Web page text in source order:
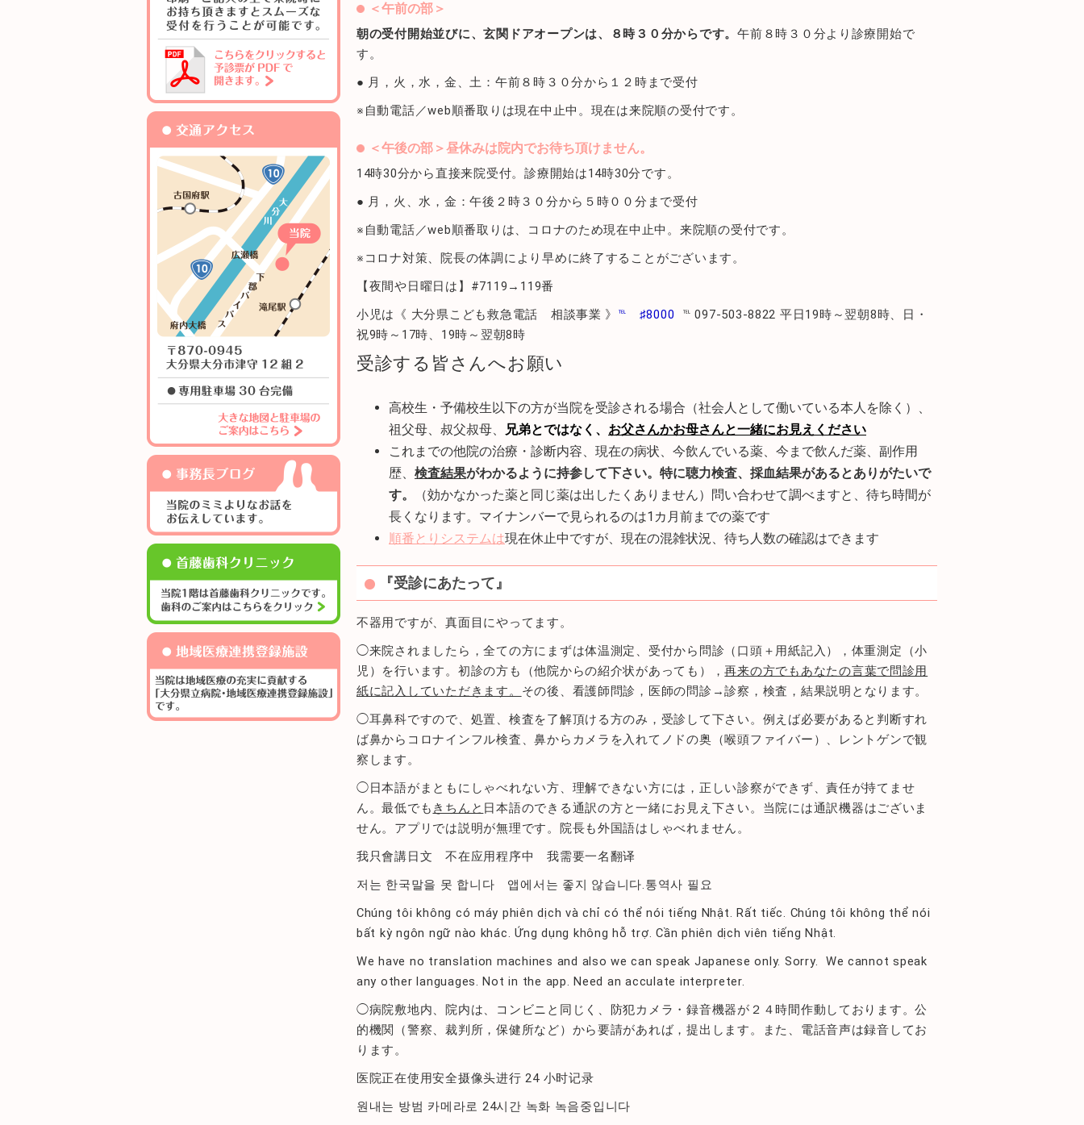
＜午前の部＞
朝の受付開始並びに、玄関ドアオープンは、８時３０分からです。午前８時３０分より診療開始で
す。
● 月，火，水，金、土：午前８時３０分から１２時まで受付
※自動電話／web順番取りは現在中止中。現在は来院順の受付です。
＜午後の部＞昼休みは院内でお待ち頂けません。
14時30分から直接来院受付。診療開始は14時30分です。
● 月，火、水，金：午後２時３０分から５時００分まで受付
※自動電話／web順番取りは、コロナのため現在中止中。来院順の受付です。
※コロナ対策、院長の体調により早めに終了することがございます。
【夜間や日曜日は】#7119→119番
小児は《 大分県こども救急電話 相談事業 》 ℡ ♯8000 ℡ 097-503-8822 平日19時～翌朝8時、日・
祝9時～17時、19時～翌朝8時
受診する皆さんへお願い
高校生・予備校生以下の方が当院を受診される場合（社会人として働いている本人を除く）、
祖父母、叔父叔母、
兄弟とではなく、 お父さんかお母さんと一緒にお見えください
これまでの他院の治療・診断内容、現在の病状、今飲んでいる薬、今まで飲んだ薬、副作用
歴、 検査結果がわかるように持参して下さい。特に聴力検査、採血結果があるとありがたいで
す。
（効かなかった薬と同じ薬は出したくありません）問い合わせて調べますと、待ち時間が
長くなります。マイナンバーで見られるのは1カ月前までの薬です
順番とりシステムは現在休止中ですが、現在の混雑状況、待ち人数の確認はできます
『受診にあたって』
不器用ですが、真面目にやってます。
◯来院されましたら，全ての方にまずは体温測定、受付から問診（口頭＋用紙記入），体重測定（小
児）を行います。初診の方も（他院からの紹介状があっても），再来の方でもあなたの言葉で問診用
紙に記入していただきます。 その後、看護師問診，医師の問診→診察，検査，結果説明となります。
◯耳鼻科ですので、処置、検査を了解頂ける方のみ，受診して下さい。例えば必要があると判断すれ
ば鼻からコロナインフル検査、鼻からカメラを入れてノドの奥（喉頭ファイバー）、レントゲンで観
察します。
◯日本語がまともにしゃべれない方、理解できない方には，正しい診察ができず、責任が持てませ
ん。最低でも きちんと 日本語のできる通訳の方と一緒にお見え下さい。当院には通訳機器はございま
せん。アプリでは説明が無理です。院長も外国語はしゃべれません。
我只會講日文 不在应用程序中 我需要一名翻译
저는 한국말을 못 합니다 앱에서는 좋지 않습니다.통역사 필요
Chúng tôi không có máy phiên dịch và chỉ có thể nói tiếng Nhật. Rất tiếc. Chúng tôi không thể nói
bất kỳ ngôn ngữ nào khác. Ứng dụng không hỗ trợ. Cần phiên dịch viên tiếng Nhật.
We have no translation machines and also we can speak Japanese only. Sorry. We cannot speak
any other languages. Not in the app. Need an acculate interpreter.
◯病院敷地内、院内は、コンビニと同じく、防犯カメラ・録音機器が２４時間作動しております。公
的機関（警察、裁判所，保健所など）から要請があれば，提出します。また、電話音声は録音してお
ります。
医院正在使用安全摄像头进行 24 小时记录
원내는 방범 카메라로 24시간 녹화 녹음중입니다